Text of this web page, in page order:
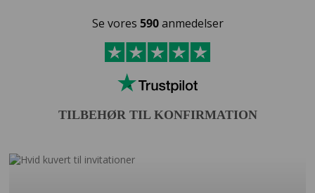
Se vores 590anmedelser
TILBEHØR TIL KONFIRMATION